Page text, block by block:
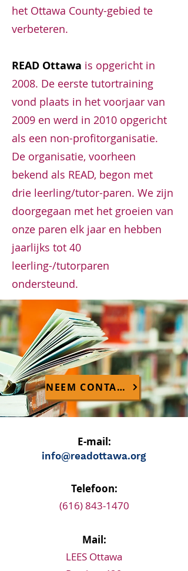
het Ottawa County-gebied te
verbeteren.
READ Ottawa is opgericht in
2008. De eerste tutortraining
vond plaats in het voorjaar van
2009 en werd in 2010 opgericht
als een non-profitorganisatie.
De organisatie, voorheen
bekend als READ, begon met
drie leerling/tutor-paren. We zijn
doorgegaan met het groeien van
onze paren elk jaar en hebben
jaarlijks tot 40
leerling-/tutorparen
ondersteund.
NEEM CONTACT MET ONS OP
E-mail:
info@readottawa.org
Telefoon:
(616) 843-1470
Mail:
LEES Ottawa